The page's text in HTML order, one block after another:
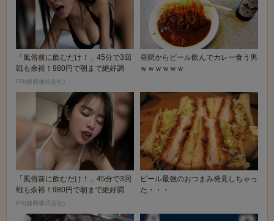
「風俗前に飲むだけ！」45分で3回
戦も余裕！980円で朝まで絶好調
PR(健商株式会社)
昼間からビール飲んでカレー食う男
ｗｗｗｗｗｗ
「風俗前に飲むだけ！」45分で3回
戦も余裕！980円で朝まで絶好調
PR(健商株式会社)
ビール最強のおつまみ発見しちゃっ
た・・・